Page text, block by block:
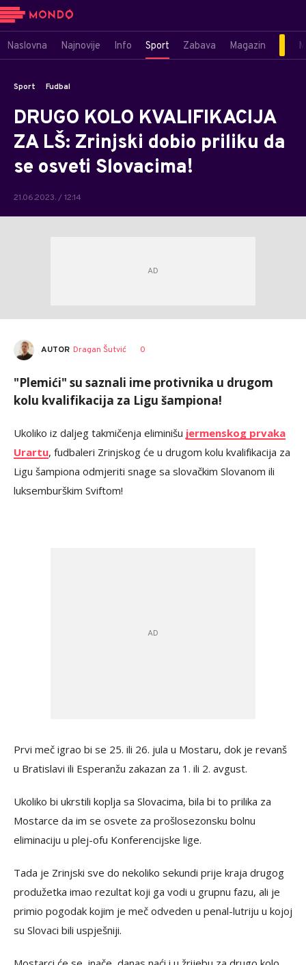
Naslovna Najnovije Info Sport Zabava Magazin
Sport Fudbal
DRUGO KOLO KVALIFIKACIJA
ZA LŠ: Zrinjski dobio priliku da
se osveti Slovacima!
21.06.2023. / 12:14
AUTOR Dragan Šutvić 0
"Plemići" su saznali ime protivnika u drugom
kolu kvalifikacija za Ligu šampiona!
Ukoliko iz daljeg takmičenja eliminišu jermenskog prvaka
Urartu, fudbaleri Zrinjskog će u drugom kolu kvalifikacija za
Ligu šampiona odmjeriti snage sa slovačkim Slovanom ili
luksemburškim Sviftom!
Prvi meč igrao bi se 25. ili 26. jula u Mostaru, dok je revanš
u Bratislavi ili Esperanžu zakazan za 1. ili 2. avgust.
Ukoliko bi ukrstili koplja sa Slovacima, bila bi to prilika za
Mostarce da im se osvete za prošlosezonsku bolnu
eliminaciju u plej-ofu Konferencijske lige.
Tada je Zrinjski sve do nekoliko sekundi prije kraja drugog
produžetka imao rezultat koji ga vodi u grupnu fazu, ali je
primio pogodak kojim je meč odveden u penal-lutriju u kojoj
su Slovaci bili uspješniji.